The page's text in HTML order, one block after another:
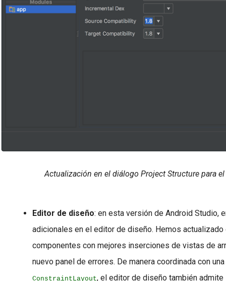
Actualización en el diálogo Project Structure para
Editor de diseño: en esta versión de Android Studio,
adicionales en el editor de diseño. Hemos actualizado
componentes con mejores inserciones de vistas de
nuevo panel de errores. De manera coordinada con
ConstraintLayout, el editor de diseño también admite